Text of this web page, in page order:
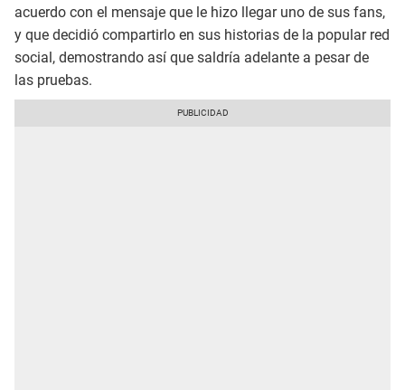
acuerdo con el mensaje que le hizo llegar uno de sus fans,
y que decidió compartirlo en sus historias de la popular red
social, demostrando así que saldría adelante a pesar de
las pruebas.